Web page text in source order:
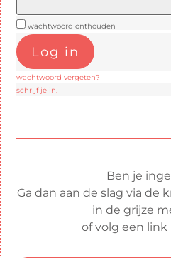
wachtwoord onthouden
wachtwoord vergeten?
schrijf je in.
Ben je
Ga dan aan de slag via de
in de grijze
of volg een link